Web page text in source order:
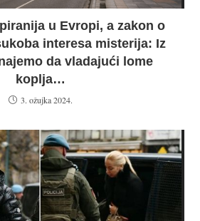
u Evropi, a zakon o
interesa misterija: Iz
da vladajući lome
koplja…
3. ožujka 2024.